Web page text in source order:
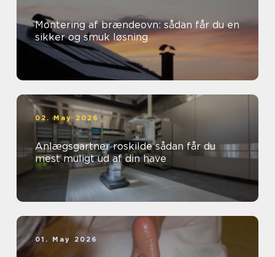
Montering af brændeovn: sådan får du en
sikker og smuk løsning
02. May 2026
Anlægsgartner roskilde sådan får du
mest muligt ud af din have
01. May 2026